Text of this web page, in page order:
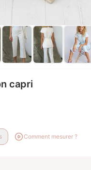
capri
Comment mesurer ?